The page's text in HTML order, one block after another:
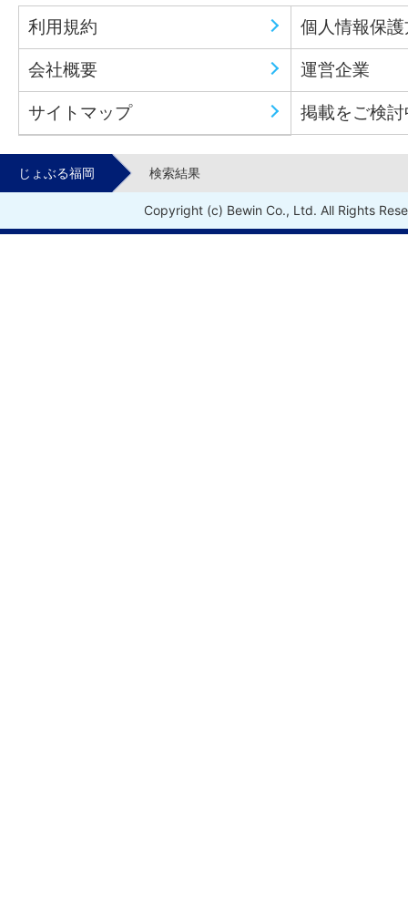
利用規約 個人情報保
会社概要 運営企業
サイトマップ 掲載をご検
じょぶる福岡 検索結果
Copyright (c) Bewin Co., Ltd. All Rights